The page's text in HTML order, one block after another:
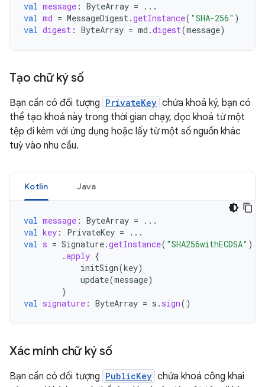
val message : ByteArray =
...
val md = MessageDigest.getInstance( "SHA-256" )
val digest : ByteArray = md .digest(message)
Tạo chữ ký số
Bạn cần có đối tượng PrivateKey chứa khoá ký, bạn có
thể tạo khoá này trong thời gian chạy, đọc khoá từ một
tệp đi kèm với ứng dụng hoặc lấy từ một số nguồn khác
tuỳ vào nhu cầu.
Kotlin Java
val message : ByteArray =
...
val key : PrivateKey =
...
val s = Signature.getInstance( "SHA256withECDSA" )
.apply {
initSign(key)
update(message)
}
val signature : ByteArray = s . sign()
Xác minh chữ ký số
Bạn cần có đối tượng PublicKey chứa khoá công khai